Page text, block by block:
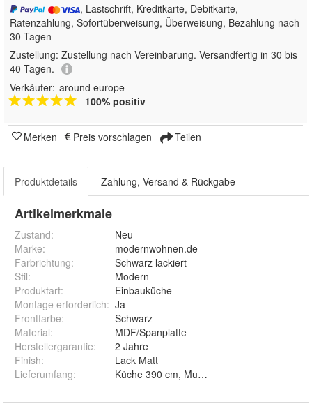
, Lastschrift, Kreditkarte, Debitkarte,
Ratenzahlung, Sofortüberweisung, Überweisung, Bezahlung nach
30 Tagen
Zustellung: Zustellung nach Vereinbarung. Versandfertig in 30 bis
40 Tagen.
Verkäufer: around europe
100% positiv
Merken Preis vorschlagen Teilen
Produktdetails Zahlung, Versand & Rückgabe
Artikelmerkmale
Zustand:
Neu
Marke:
modernwohnen.de
Farbrichtung:
Schwarz lackiert
Stil:
Modern
Produktart:
Einbauküche
Montage erforderlich: Ja
Frontfarbe:
Schwarz
Material:
MDF/Spanplatte
Herstellergarantie:
2 Jahre
Finish:
Lack Matt
Lieferumfang: